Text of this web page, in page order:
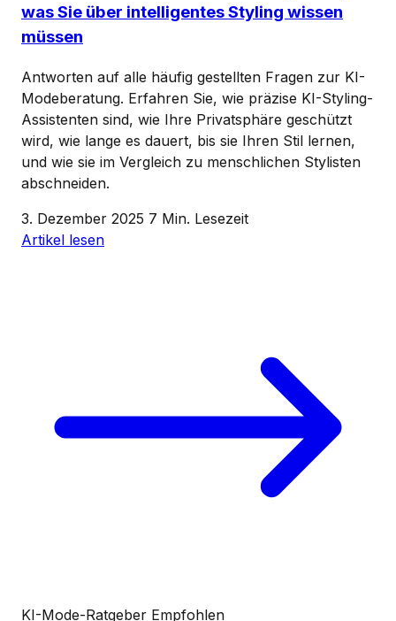
was Sie über intelligentes Styling wissen
müssen
Antworten auf alle häufig gestellten Fragen zur KI-
Modeberatung. Erfahren Sie, wie präzise KI-Styling-
Assistenten sind, wie Ihre Privatsphäre geschützt
wird, wie lange es dauert, bis sie Ihren Stil lernen,
und wie sie im Vergleich zu menschlichen Stylisten
abschneiden.
3. Dezember 2025 7 Min. Lesezeit
Artikel lesen
KI-Mode-Ratgeber Empfohlen